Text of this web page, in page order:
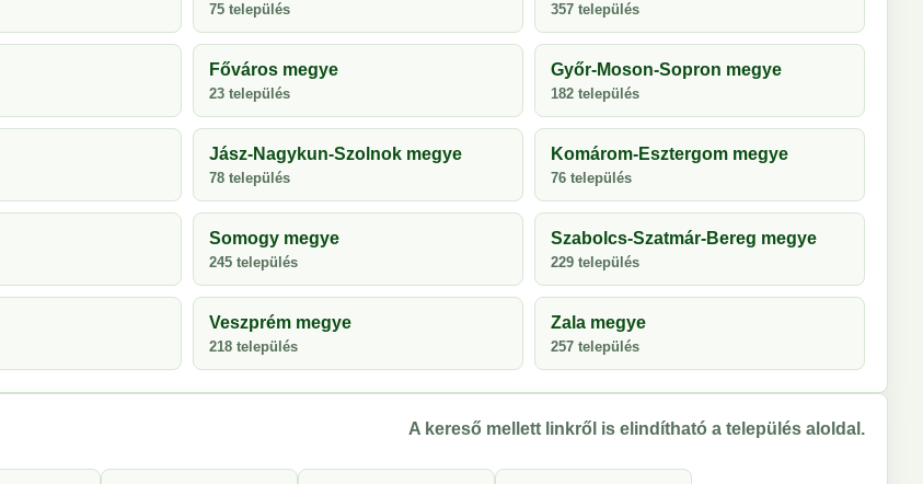
75 település 357 település
Főváros megye
23 település
Győr-Moson-Sopron megye
182 település
Jász-Nagykun-Szolnok megye
78 település
Komárom-Esztergom megye
76 település
Somogy megye
245 település
Szabolcs-Szatmár-Bereg megye
229 település
Veszprém megye
218 település
Zala megye
257 település
A kereső mellett linkről is elindítható a település aloldal.